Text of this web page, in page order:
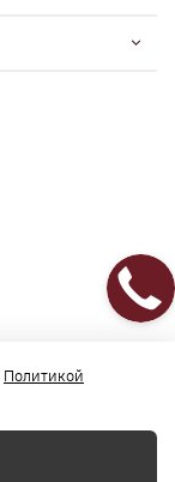
Политикой